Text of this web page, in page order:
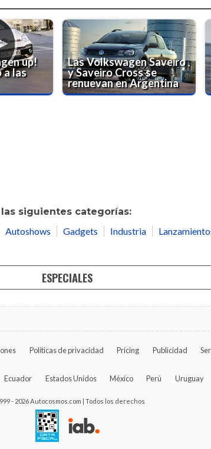
up!
a las
Las Volkswagen Saveiro
y Saveiro Cross se
renuevan en Argentina
siguientes categorías:
Autoshows Gadgets Industria
ESPECIALES
Políticas de privacidad Pricing Publicidad
Ecuador Estados Unidos México Perú Uruguay
- 2026 Autocosmos.com | Todos los derechos